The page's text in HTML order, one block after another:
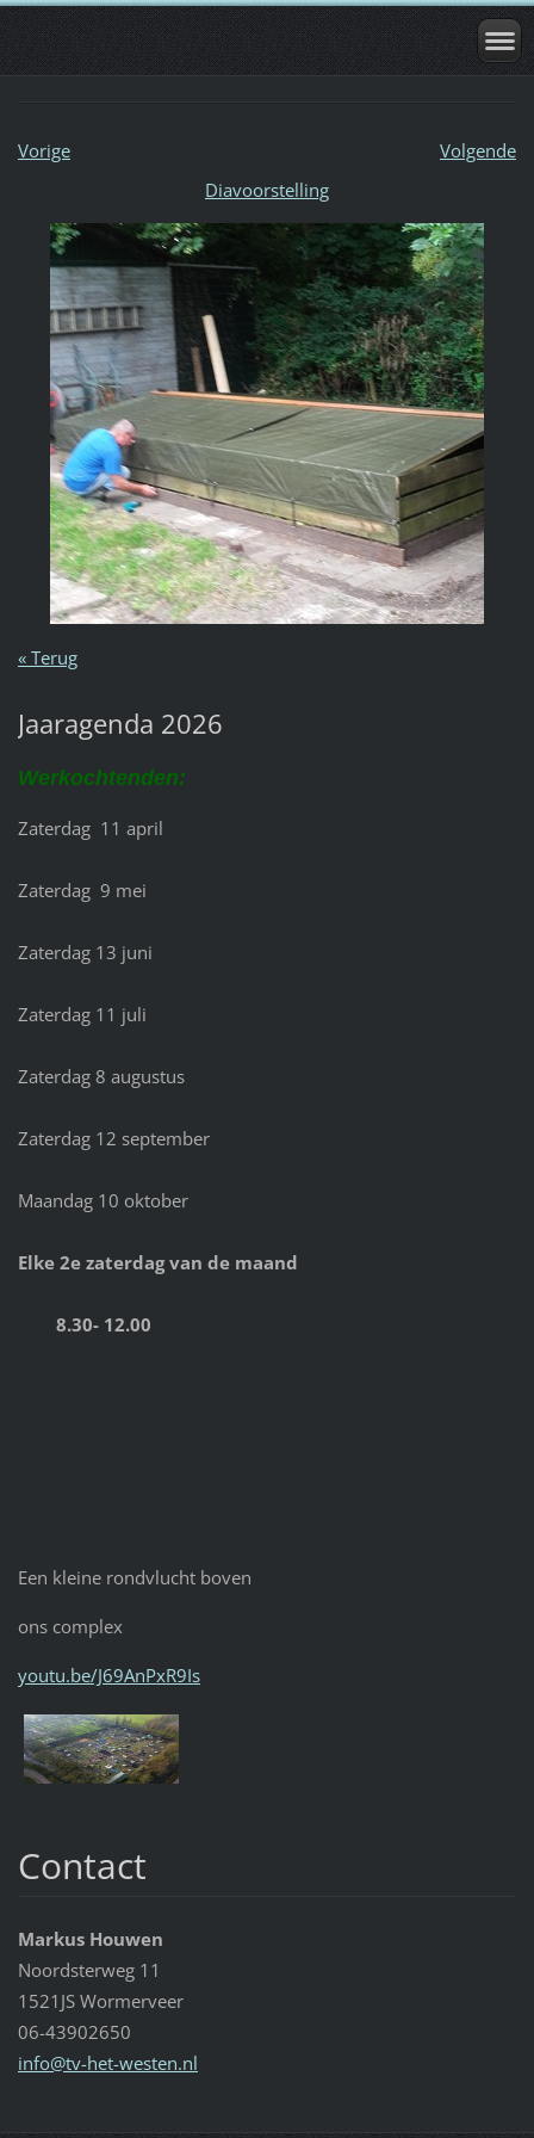
Vorige
Volgende
Diavoorstelling
« Terug
Jaaragenda 2026
Werkochtenden:
Zaterdag 11 april
Zaterdag 9 mei
Zaterdag 13 juni
Zaterdag 11 juli
Zaterdag 8 augustus
Zaterdag 12 september
Maandag 10 oktober
Elke 2e zaterdag van de maand
8.30- 12.00
Een kleine rondvlucht boven
ons complex
youtu.be/J69AnPxR9Is
Contact
Markus Houwen
Noordsterweg 11
1521JS Wormerveer
06-43902650
info@tv-het-westen.nl